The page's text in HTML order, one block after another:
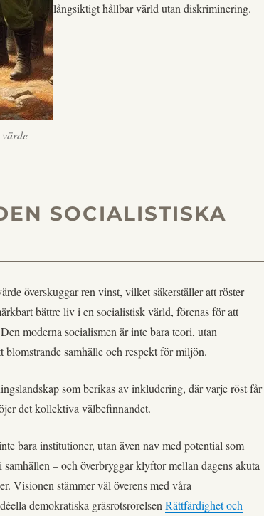
långsiktigt hållbar värld utan diskriminering.
SOCIALISTISKA
överskuggar ren vinst, vilket säkerställer att röster
bättre liv i en socialistisk värld, förenas för att
moderna socialismen är inte bara teori, utan
samhälle och respekt för miljön.
som berikas av inkludering, där varje röst får
det kollektiva välbefinnandet.
bara institutioner, utan även nav med potential som
– och överbryggar klyftor mellan dagens akuta
Visionen stämmer väl överens med våra
demokratiska gräsrotsrörelsen Rättfärdighet och